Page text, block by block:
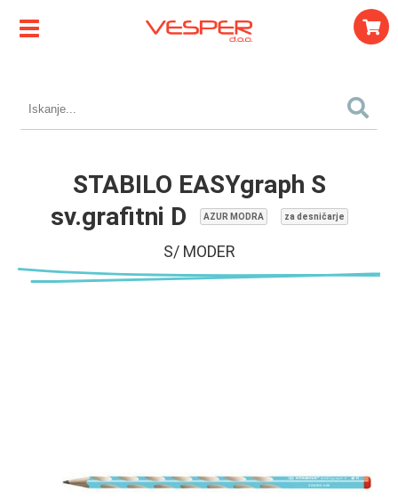
STABILO EASYgraph S
sv.grafitni D
AZUR MODRA za desničarje
S/ MODER